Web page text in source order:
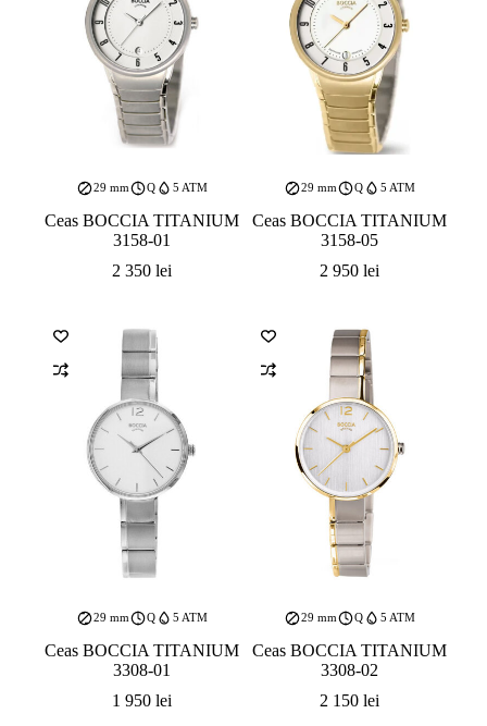
29 mm Q 5 ATM
Ceas BOCCIA TITANIUM
3158-01
2 350lei
29 mm Q 5 ATM
Ceas BOCCIA TITANIUM
3158-05
2 950lei
29 mm Q 5 ATM
Ceas BOCCIA TITANIUM
3308-01
1 950lei
29 mm Q 5 ATM
Ceas BOCCIA TITANIUM
3308-02
2 150lei